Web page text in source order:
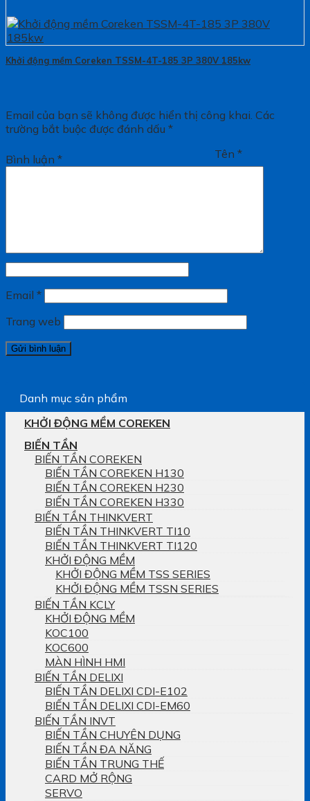
Khởi động mềm Coreken TSSM-4T-185 3P 380V 185kw
Email của bạn sẽ không được hiển thị công khai. Các
trường bắt buộc được đánh dấu *
Bình luận * Tên*
Email *
Trang web
Danh mục sản phẩm
KHỞI ĐỘNG MỀM COREKEN
BIẾN TẦN
BIẾN TẦN COREKEN
BIẾN TẦN COREKEN H130
BIẾN TẦN COREKEN H230
BIẾN TẦN COREKEN H330
BIẾN TẦN THINKVERT
BIẾN TẦN THINKVERT TI10
BIẾN TẦN THINKVERT TI120
KHỞI ĐỘNG MỀM
KHỞI ĐỘNG MỀM TSS SERIES
KHỞI ĐỘNG MỀM TSSN SERIES
BIẾN TẦN KCLY
KHỞI ĐỘNG MỀM
KOC100
KOC600
MÀN HÌNH HMI
BIẾN TẦN DELIXI
BIẾN TẦN DELIXI CDI-E102
BIẾN TẦN DELIXI CDI-EM60
BIẾN TẦN INVT
BIẾN TẦN CHUYÊN DỤNG
BIẾN TẦN ĐA NĂNG
BIẾN TẦN TRUNG THẾ
CARD MỞ RỘNG
SERVO